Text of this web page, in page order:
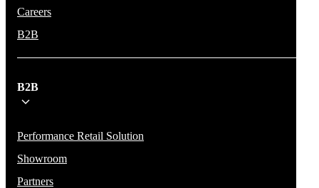
Careers
B2B
B2B
Performance Retail Solution
Showroom
Partners